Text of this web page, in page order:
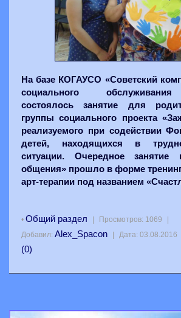
На базе КОГАУСО «Советский
социального
состоялось занятие для
группы социального проекта
реализуемого при содействии
детей, находящихся в
ситуации. Очередное занятие
общения» прошло в форме
арт-терапии под названием
• Общий раздел | Просмотров: 1069
|
Добавил: Alex_Spacon | Дата: 03.08.2016
(0)